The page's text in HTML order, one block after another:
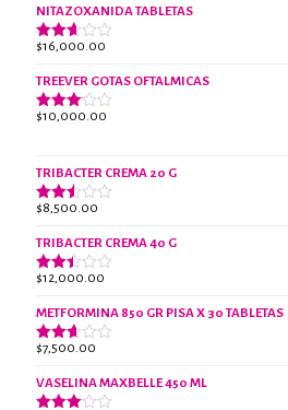
2.38
de 5
original
era:
actual
NITAZOXANIDA TABLETAS
Valorado
2.61
de 5
$16,000.00
TREEVER GOTAS OFTALMICAS
Valorado
$10,000.00
TRIBACTER CREMA 20 G
Valorado
2.47
de 5
$8,500.00
TRIBACTER CREMA 40 G
Valorado
2.40
de 5
$12,000.00
METFORMINA 850 GR PISA X 30 TABLETAS
Valorado
2.63
de 5
$7,500.00
VASELINA MAXBELLE 450 ML